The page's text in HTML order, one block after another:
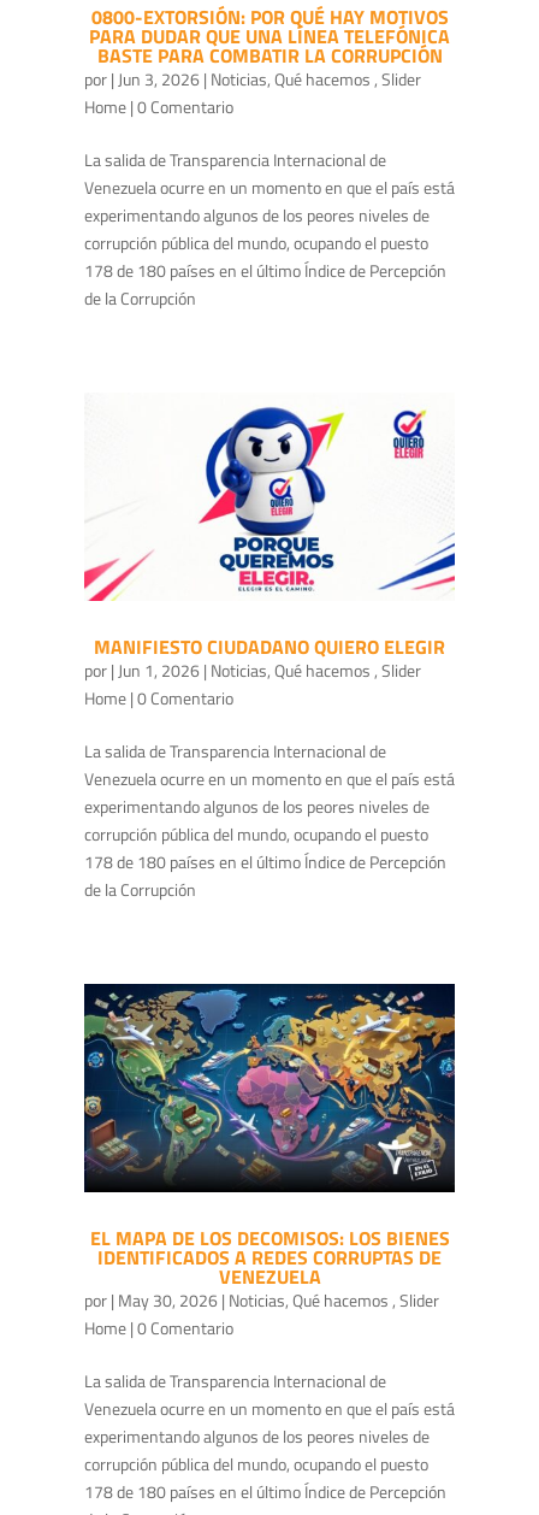
0800-EXTORSIÓN: POR QUÉ HAY MOTIVOS
PARA DUDAR QUE UNA LÍNEA TELEFÓNICA
BASTE PARA COMBATIR LA CORRUPCIÓN
por| Jun 3, 2026| Noticias,Qué hacemos ,Slider
Home| 0 Comentario
La salida de Transparencia Internacional de
Venezuela ocurre en un momento en que el país está
experimentando algunos de los peores niveles de
corrupción pública del mundo, ocupando el puesto
178 de 180 países en el último Índice de Percepción
de la Corrupción
MANIFIESTO CIUDADANO QUIERO ELEGIR
por| Jun 1, 2026| Noticias,Qué hacemos ,Slider
Home| 0 Comentario
La salida de Transparencia Internacional de
Venezuela ocurre en un momento en que el país está
experimentando algunos de los peores niveles de
corrupción pública del mundo, ocupando el puesto
178 de 180 países en el último Índice de Percepción
de la Corrupción
EL MAPA DE LOS DECOMISOS: LOS BIENES
IDENTIFICADOS A REDES CORRUPTAS DE
VENEZUELA
por| May 30, 2026| Noticias,Qué hacemos,Slider
Home| 0 Comentario
La salida de Transparencia Internacional de
Venezuela ocurre en un momento en que el país está
experimentando algunos de los peores niveles de
corrupción pública del mundo, ocupando el puesto
178 de 180 países en el último Índice de Percepción